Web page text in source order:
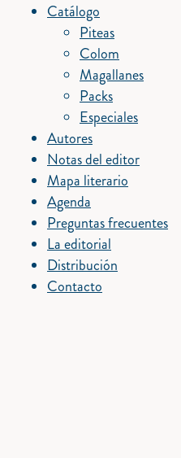
Catálogo
Piteas
Colom
Magallanes
Packs
Especiales
Autores
Notas del editor
Mapa literario
Agenda
Preguntas frecuentes
La editorial
Distribución
Contacto